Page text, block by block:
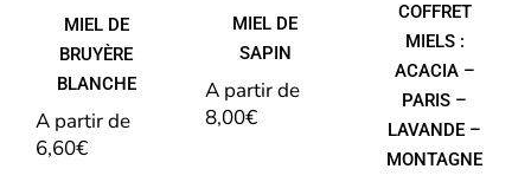
MIEL DE
BRUYÈRE
BLANCHE
A partir de
6,60€
MIEL DE
SAPIN
A partir de
8,00€
COFFRET
MIELS :
ACACIA –
PARIS –
LAVANDE –
MONTAGNE